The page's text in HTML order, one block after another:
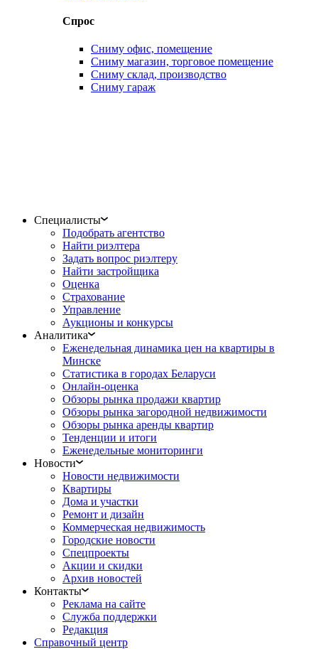
Спрос
Сниму офис, помещение
Сниму магазин, торговое помещение
Сниму склад, производство
Сниму гараж
Специалисты
Подобрать агентство
Найти риэлтера
Задать вопрос риэлтеру
Найти застройщика
Оценка
Страхование
Управление
Аукционы и конкурсы
Аналитика
Еженедельная динамика цен на квартиры в
Минске
Статистика в городах Беларуси
Онлайн-оценка
Обзоры рынка продажи квартир
Обзоры рынка загородной недвижимости
Обзоры рынка аренды квартир
Тенденции и итоги
Еженедельные мониторинги
Новости
Новости недвижимости
Квартиры
Дома и участки
Ремонт и дизайн
Коммерческая недвижимость
Городские новости
Спецпроекты
Акции и скидки
Архив новостей
Контакты
Реклама на сайте
Служба поддержки
Редакция
Справочный центр